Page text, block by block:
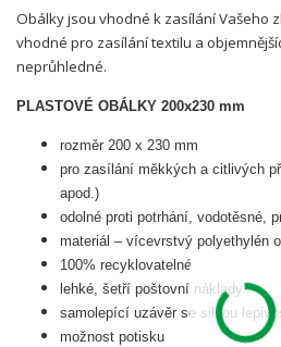
Obálky jsou vhodné k zasílání Vašeho
vhodné pro zasílání textilu a
neprůhledné.
PLASTOVÉ OBÁLKY 200x230 mm
rozměr 200 x 230 mm
pro zasílání měkkých a citlivých
apod.)
odolné proti potrhání, vodotěsné,
materiál – vícevrstvý polyethylén
100% recyklovatelné
lehké, šetří poštovní náklady
samolepící uzávěr se silnou
možnost potisku